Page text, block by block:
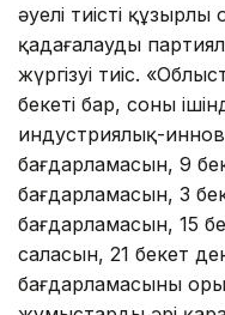
әуелі тиісті құзырлы
қадағалауды
жүргізуі тиіс.
бекеті бар, соның
индустриялық-
бағдарламасын, 9
бағдарламасын, 3
бағдарламасын, 15
саласын, 21 бекет
бағдарламасының